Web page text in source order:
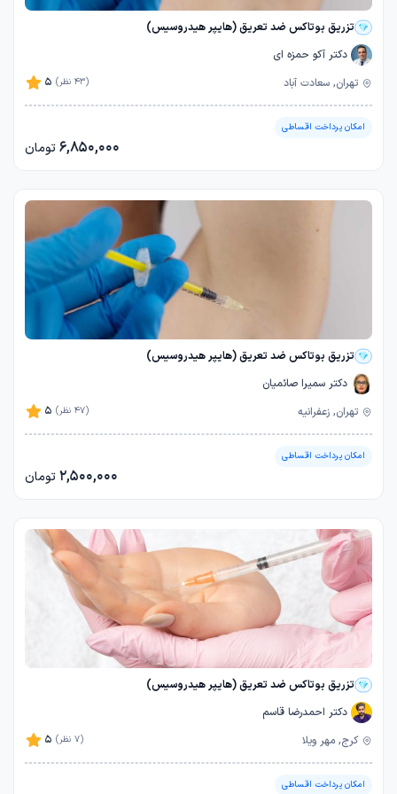
تزریق بوتاکس ضد تعریق (هایپر هیدروسیس)
دکتر آکو حمزه ای
5
(43 نظر) تهران, سعادت آباد
امکان پرداخت اقساطی
6,850,000تومان
تزریق بوتاکس ضد تعریق (هایپر هیدروسیس)
دکتر سمیرا صائمیان
5
(47 نظر) تهران, زعفرانیه
امکان پرداخت اقساطی
2,500,000تومان
تزریق بوتاکس ضد تعریق (هایپر هیدروسیس)
دکتر احمدرضا قاسم
5
(7 نظر) کرج, مهر ویلا
امکان پرداخت اقساطی